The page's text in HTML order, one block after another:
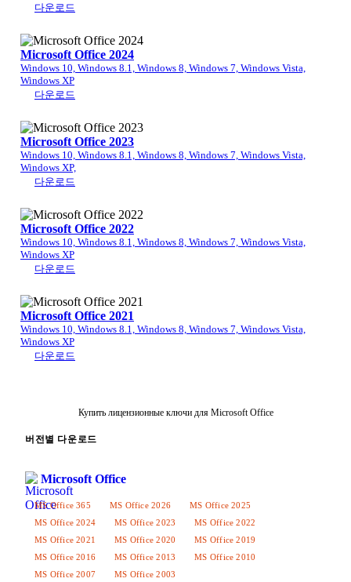
다운로드
Microsoft Office 2024
Windows 10, Windows 8.1, Windows 8, Windows 7, Windows Vista,
Windows XP
다운로드
Microsoft Office 2023
Windows 10, Windows 8.1, Windows 8, Windows 7, Windows Vista,
Windows XP,
다운로드
Microsoft Office 2022
Windows 10, Windows 8.1, Windows 8, Windows 7, Windows Vista,
Windows XP
다운로드
Microsoft Office 2021
Windows 10, Windows 8.1, Windows 8, Windows 7, Windows Vista,
Windows XP
다운로드
Купить лицензионные ключи для Microsoft Office
버전별 다운로드
Microsoft Office
MS Office 365 MS Office 2026
MS Office 2025
MS Office 2024
MS Office 2023
MS Office 2022
MS Office 2021
MS Office 2020
MS Office 2019
MS Office 2016
MS Office 2013
MS Office 2010
MS Office 2007
MS Office 2003